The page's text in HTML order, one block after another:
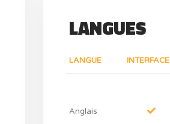
LANGUES
LANGUE INTERFACE
Anglais